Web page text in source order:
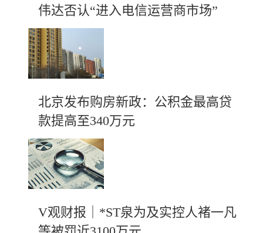
伟达否认“进入电信运营商市场”
北京发布购房新政：公积金最高贷
款提高至340万元
V观财报｜*ST泉为及实控人褚一凡